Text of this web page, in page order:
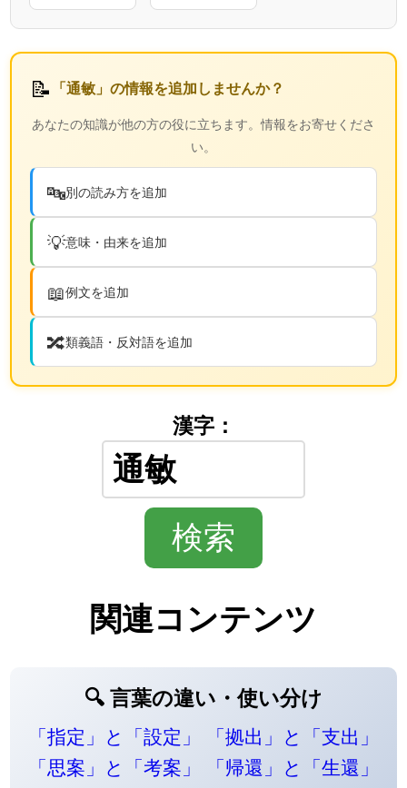
📝 「通敏」の情報を追加しませんか？
あなたの知識が他の方の役に立ちます。情報をお寄せくださ
い。
🔤別の読み方を追加
💡意味・由来を追加
📖例文を追加
🔀類義語・反対語を追加
漢字：
関連コンテンツ
🔍 言葉の違い・使い分け
「指定」と「設定」
「拠出」と「支出」
「思案」と「考案」
「帰還」と「生還」